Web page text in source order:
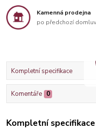
Kamenná prodejna
po předchozí
Kompletní specifikace
Komentáře 0
Kompletní specifikace